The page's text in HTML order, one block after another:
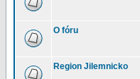
O fóru
Region Jilemnicko